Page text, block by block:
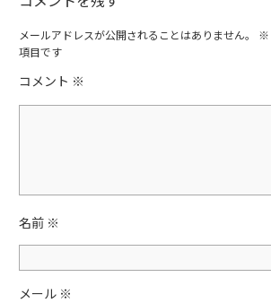
c
e
b
o
itt
er
メールアドレスが公開されることはありません。 ※
項目です
コメント ※
名前 ※
メール ※